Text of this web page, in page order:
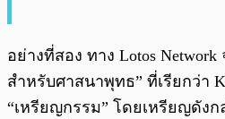
อย่างที่สอง ทาง Lotos
สำหรับศาสนาพุทธ” ที่เรียกว่า
“เหรียญกรรม” โดยเหรียญดัง